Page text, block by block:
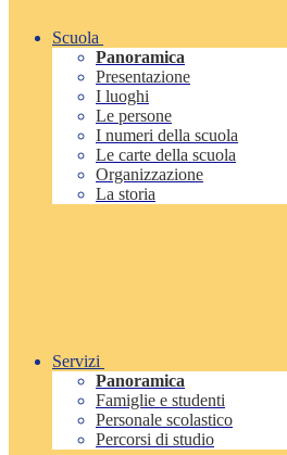
Scuola
Panoramica
Presentazione
I luoghi
Le persone
I numeri della scuola
Le carte della scuola
Organizzazione
La storia
Servizi
Panoramica
Famiglie e studenti
Personale scolastico
Percorsi di studio